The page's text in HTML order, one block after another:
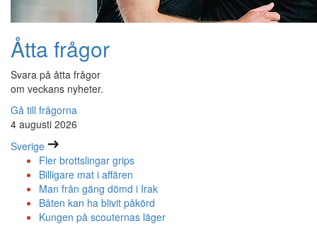
Åtta frågor
Svara på åtta frågor
om veckans nyheter.
Gå till frågorna
4 augusti 2026
Sverige
Fler brottslingar grips
Billigare mat i affären
Man från gäng dömd i Irak
Båten kan ha blivit påkörd
Kungen på scouternas läger